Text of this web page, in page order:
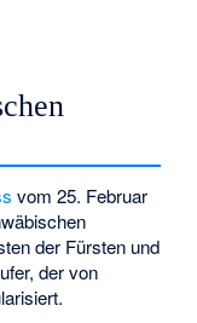
vom 25. Februar
der Fürsten und
der von